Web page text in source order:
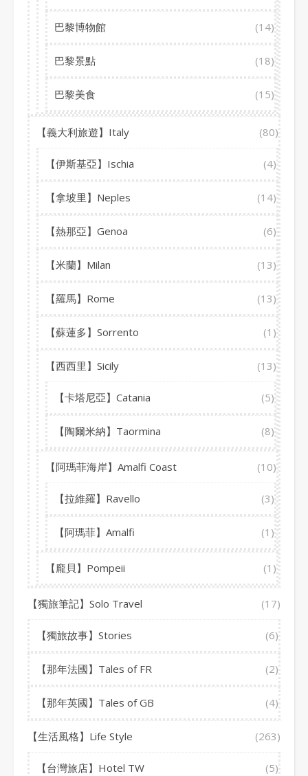
巴黎博物館 (14)
巴黎景點 (18)
巴黎美食 (15)
【義大利旅遊】Italy (80)
【伊斯基亞】Ischia (4)
【拿坡里】Neples (14)
【熱那亞】Genoa (6)
【米蘭】Milan (13)
【羅馬】Rome (13)
【蘇蓮多】Sorrento (1)
【西西里】Sicily (13)
【卡塔尼亞】Catania (5)
【陶爾米納】Taormina (8)
【阿瑪菲海岸】Amalfi Coast (10)
【拉維羅】Ravello (3)
【阿瑪菲】Amalfi (1)
【龐貝】Pompeii (1)
【獨旅筆記】Solo Travel (17)
【獨旅故事】Stories (6)
【那年法國】Tales of FR (2)
【那年英國】Tales of GB (4)
【生活風格】Life Style (263)
【台灣旅店】Hotel TW (5)